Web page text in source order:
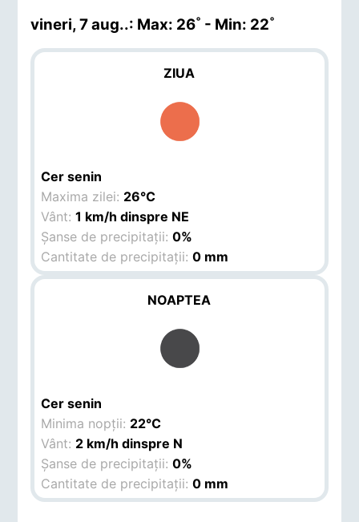
vineri, 7 aug..: Max: 26˚ - Min: 22˚
ZIUA
Cer senin
Maxima zilei: 26°C
Vânt:1 km/h dinspre NE
Șanse de precipitații:0%
Cantitate de precipitații:0 mm
NOAPTEA
Cer senin
Minima nopții: 22°C
Vânt: 2 km/h dinspre N
Șanse de precipitații:0%
Cantitate de precipitații:0 mm